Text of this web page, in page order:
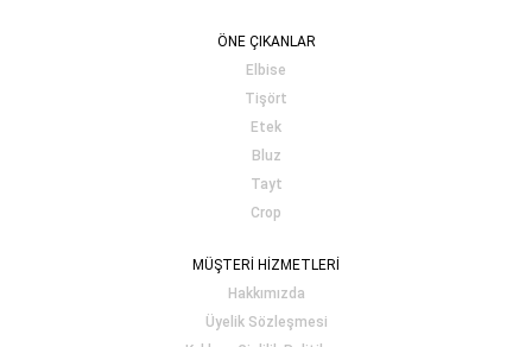
ÖNE ÇIKANLAR
Elbise
Tişört
Etek
Bluz
Tayt
Crop
MÜŞTERİ HİZMETLERİ
Hakkımızda
Üyelik Sözleşmesi